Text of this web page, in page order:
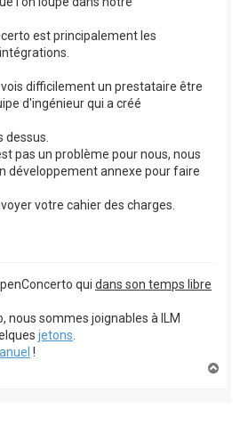
est principalement les
difficilement un prestataire être
d'ingénieur qui a créé
dessus.
pas un problème pour nous, nous
développement annexe pour faire
votre cahier des charges.
qui dans son temps libre
nous sommes joignables à ILM
jetons
!